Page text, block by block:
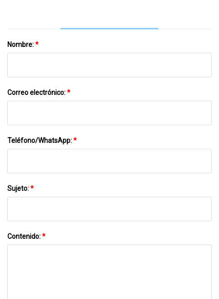
Nombre:*
Correo electrónico:*
Teléfono/WhatsApp:*
Sujeto:*
Contenido:*